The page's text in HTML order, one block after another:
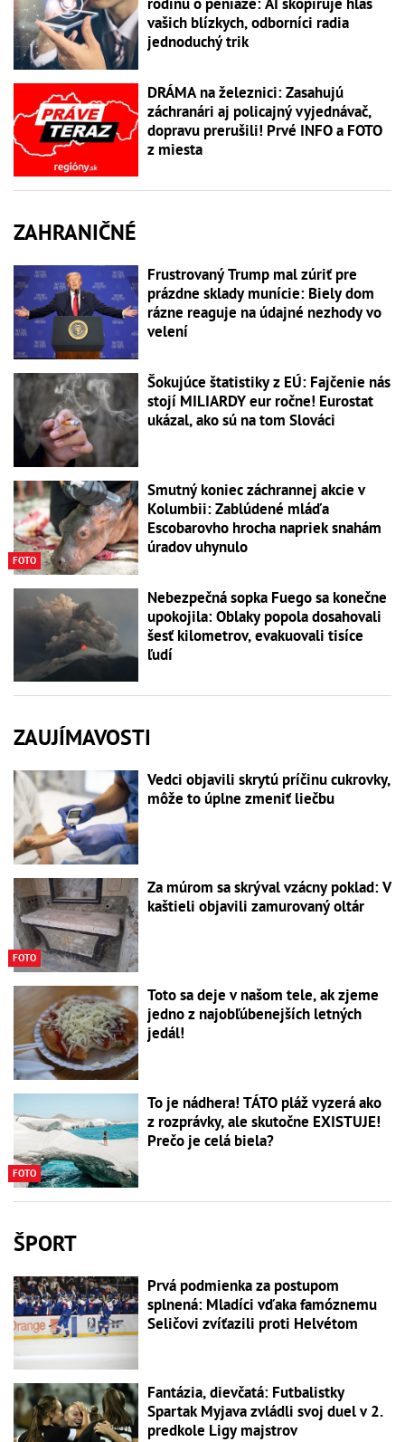
vašich blízkych, odborníci radia
jednoduchý trik
DRÁMA na železnici: Zasahujú
záchranári aj policajný vyjednávač,
dopravu prerušili! Prvé INFO a FOTO
z miesta
ZAHRANIČNÉ
Frustrovaný Trump mal zúriť pre
prázdne sklady munície: Biely dom
rázne reaguje na údajné nezhody vo
velení
Šokujúce štatistiky z EÚ: Fajčenie nás
stojí MILIARDY eur ročne! Eurostat
ukázal, ako sú na tom Slováci
FOTO
Smutný koniec záchrannej akcie v
Kolumbii: Zablúdené mláďa
Escobarovho hrocha napriek snahám
úradov uhynulo
Nebezpečná sopka Fuego sa konečne
upokojila: Oblaky popola dosahovali
šesť kilometrov, evakuovali tisíce
ľudí
ZAUJÍMAVOSTI
Vedci objavili skrytú príčinu cukrovky,
môže to úplne zmeniť liečbu
FOTO
Za múrom sa skrýval vzácny poklad: V
kaštieli objavili zamurovaný oltár
Toto sa deje v našom tele, ak zjeme
jedno z najobľúbenejších letných
jedál!
FOTO
To je nádhera! TÁTO pláž vyzerá ako
z rozprávky, ale skutočne EXISTUJE!
Prečo je celá biela?
ŠPORT
Prvá podmienka za postupom
splnená: Mladíci vďaka famóznemu
Seličovi zvíťazili proti Helvétom
Fantázia, dievčatá: Futbalistky
Spartak Myjava zvládli svoj duel v 2.
predkole Ligy majstrov